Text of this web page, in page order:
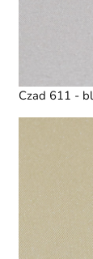
Czad 611 -